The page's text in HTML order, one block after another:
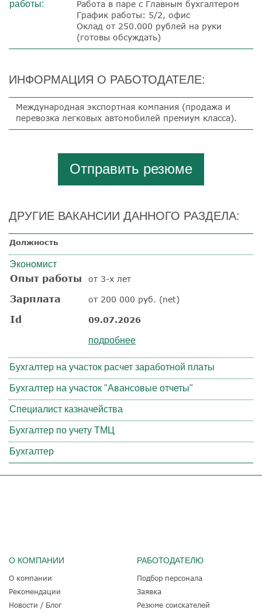
работы:
Работа в паре с Главным бухгалтером
График работы: 5/2, офис
Оклад от 250.000 рублей на руки
(готовы обсуждать)
ИНФОРМАЦИЯ О РАБОТОДАТЕЛЕ:
Международная экспортная компания (продажа и
перевозка легковых автомобилей премиум класса).
Отправить резюме
ДРУГИЕ ВАКАНСИИ ДАННОГО РАЗДЕЛА:
Должность
Экономист
Опыт работы от 3-х лет
Зарплата от 200 000 руб. (net)
Id 09.07.2026
подробнее
Бухгалтер на участок расчет заработной платы
Бухгалтер на участок "Авансовые отчеты"
Специалист казначейства
Бухгалтер по учету ТМЦ
Бухгалтер
О КОМПАНИИ
О компании
Рекомендации
Новости / Блог
РАБОТОДАТЕЛЮ
Подбор персонала
Заявка
Резюме соискателей